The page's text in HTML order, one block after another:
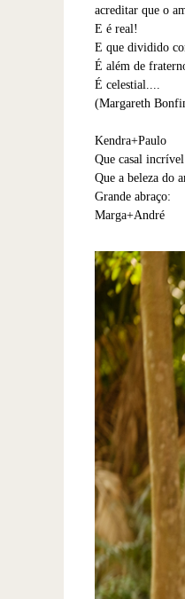
acreditar que o
E é real!
E que dividido
É além de
É celestial....
(Margareth
Kendra+Paulo
Que casal
Que a beleza do
Grande abraço:
Marga+André